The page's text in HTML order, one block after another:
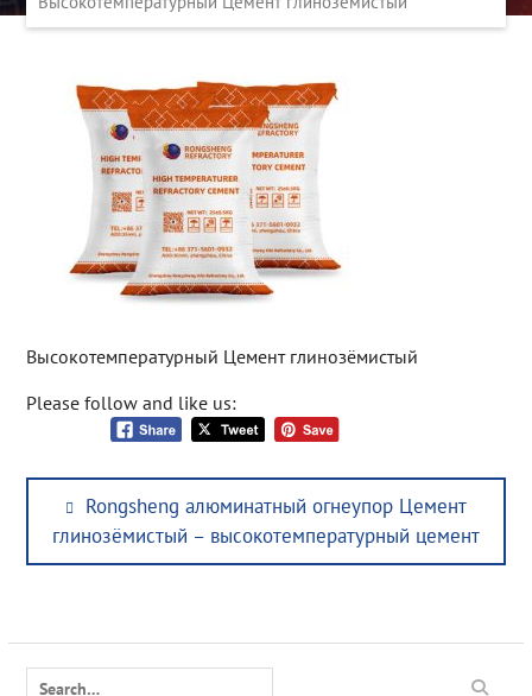
Высокотемпературный Цемент глинозёмистый
Please follow and like us:
Post
navigation
Previous
post:
Rongsheng алюминатный огнеупор Цемент
глинозёмистый – высокотемпературный цемент
Search